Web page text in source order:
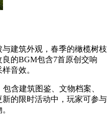
建筑外观，春季的橄榄树枝
的BGM包含7首原创交响
音效。
含建筑图鉴、文物档案、
的限时活动中，玩家可参与